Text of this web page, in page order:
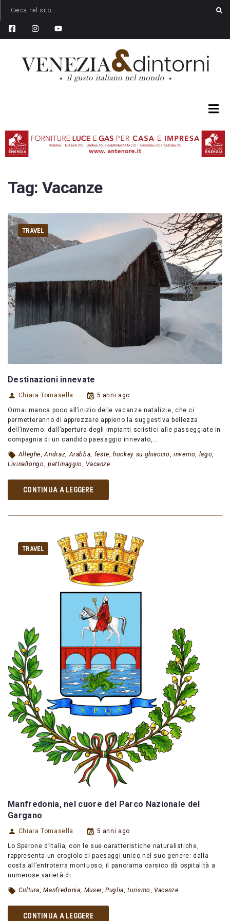
Tag: Vacanze
TRAVEL
Destinazioni innevate
Chiara Tomasella 5 anni ago
Ormai manca poco all’inizio delle vacanze natalizie, che ci
permetteranno di apprezzare appieno la suggestiva bellezza
dell’inverno: dall’apertura degli impianti sciistici alle passeggiate in
compagnia di un candido paesaggio innevato,…
Alleghe,Andraz,Arabba, feste,hockey su ghiaccio, inverno, lago,
Livinallongo, pattinaggio, Vacanze
CONTINUA A LEGGERE
TRAVEL
Manfredonia, nel cuore del Parco Nazionale del
Gargano
Chiara Tomasella 5 anni ago
Lo Sperone d’Italia, con le sue caratteristiche naturalistiche,
rappresenta un crogiolo di paesaggi unico nel suo genere: dalla
costa all’entroterra montuoso, il panorama carsico dà ospitalità a
numerose varietà di…
Cultura,Manfredonia, Musei,Puglia,turismo, Vacanze
CONTINUA A LEGGERE